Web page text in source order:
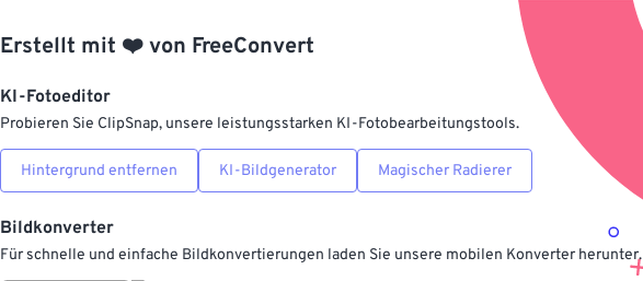
Von OneDrive
Von URL
Erstellt mit ❤️von FreeConvert
KI-Fotoeditor
Probieren Sie ClipSnap, unsere leistungsstarken KI-Fotobearbeitungstools.
Hintergrund entfernen KI-Bildgenerator Magischer Radierer
Bildkonverter
Für schnelle und einfache Bildkonvertierungen laden Sie unsere mobilen Konverter herunter.